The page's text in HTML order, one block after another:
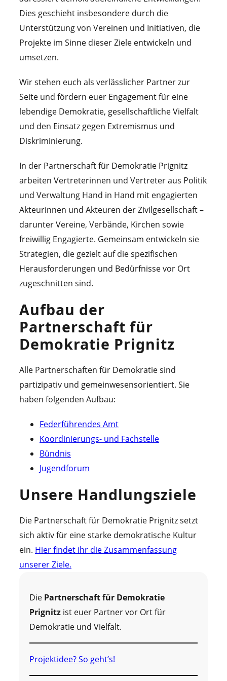
Dies geschieht insbesondere durch die
Unterstützung von Vereinen und Initiativen, die
Projekte im Sinne dieser Ziele entwickeln und
umsetzen.
Wir stehen euch als verlässlicher Partner zur
Seite und fördern euer Engagement für eine
lebendige Demokratie, gesellschaftliche Vielfalt
und den Einsatz gegen Extremismus und
Diskriminierung.
In der Partnerschaft für Demokratie Prignitz
arbeiten Vertreterinnen und Vertreter aus Politik
und Verwaltung Hand in Hand mit engagierten
Akteurinnen und Akteuren der Zivilgesellschaft –
darunter Vereine, Verbände, Kirchen sowie
freiwillig Engagierte. Gemeinsam entwickeln sie
Strategien, die gezielt auf die spezifischen
Herausforderungen und Bedürfnisse vor Ort
zugeschnitten sind.
Aufbau der
Partnerschaft für
Demokratie Prignitz
Alle Partnerschaften für Demokratie sind
partizipativ und gemeinwesensorientiert. Sie
haben folgenden Aufbau:
Federführendes Amt
Koordinierungs- und Fachstelle
Bündnis
Jugendforum
Unsere Handlungsziele
Die Partnerschaft für Demokratie Prignitz setzt
sich aktiv für eine starke demokratische Kultur
ein. Hier findet ihr die Zusammenfassung
unserer Ziele.
Die Partnerschaft für Demokratie
Prignitz ist euer Partner vor Ort für
Demokratie und Vielfalt.
Projektidee? So geht’s!